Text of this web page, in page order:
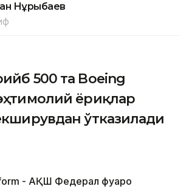
Нұрыбаев
500 та Boeing
ёриқлар
ўтказилади
- АҚШ Федерал фуқаро